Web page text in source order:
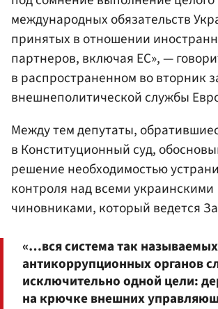
международных обязательств
принятых в отношении
партнеров, включая ЕС», —
в распространенном во вторник
внешнеполитической службы
Между тем депутаты,
в Конституционный суд,
решение необходимостью
контроля над всеми украинскими
чиновниками, который ведется
«…вся система так называемых
антикоррупционных органов
исключительно одной цели:
на крючке внешних